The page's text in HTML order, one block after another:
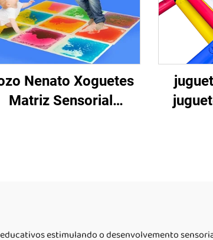
Nenato Xoguetes
Matriz Sensorial
estimulando o desenvolvemento